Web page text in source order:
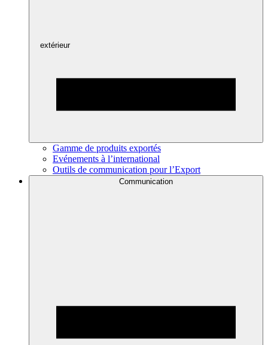
extérieur
Gamme de produits exportés
Evénements à l’international
Outils de communication pour l’Export
Communication